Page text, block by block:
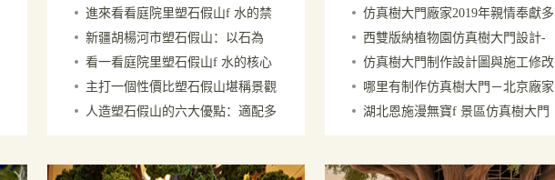
進來看看庭院里塑石假山f 水的禁
忌你了解多少呢
新疆胡楊河市塑石假山：以石為
筆，繪就詩與遠方之境
看一看庭院里塑石假山f 水的核心
原則你知道多少
主打一個性價比塑石假山堪稱景觀
界的省錢王者
人造塑石假山的六大優點：適配多
仿真樹大門廠家2019年親情奉獻多
的案例照片
西雙版納植物園仿真樹大門設計-
北京制作廠家
仿真樹大門制作設計圖與施工修改
后的效果對比
哪里有制作仿真樹大門－北京廠家
各種仿真樹大門
湖北恩施漫無寶f 景區仿真樹大門